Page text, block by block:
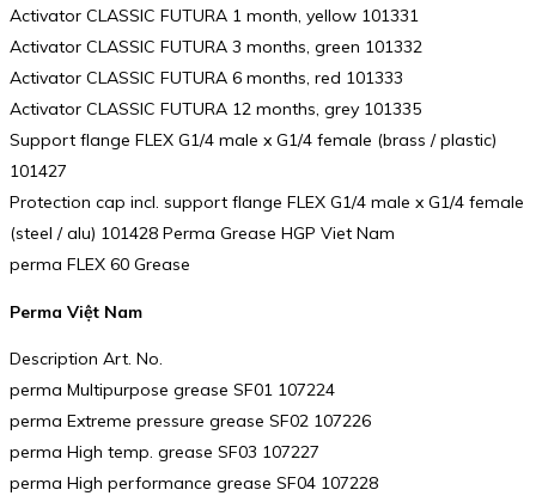
Activator CLASSIC FUTURA 1 month, yellow 101331
Activator CLASSIC FUTURA 3 months, green 101332
Activator CLASSIC FUTURA 6 months, red 101333
Activator CLASSIC FUTURA 12 months, grey 101335
Support flange FLEX G1/4 male x G1/4 female (brass / plastic)
101427
Protection cap incl. support flange FLEX G1/4 male x G1/4 female
(steel / alu) 101428 Perma Grease HGP Viet Nam
perma FLEX 60 Grease
Perma Việt Nam
Description Art. No.
perma Multipurpose grease SF01 107224
perma Extreme pressure grease SF02 107226
perma High temp. grease SF03 107227
perma High performance grease SF04 107228